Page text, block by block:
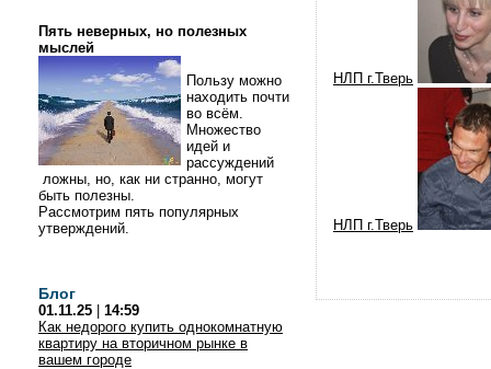
Пять неверных, но полезных
мыслей
Пользу можно
находить почти
во всём.
Множество
идей и
рассуждений
ложны, но, как ни странно, могут
быть полезны.
Рассмотрим пять популярных
утверждений.
Блог
01.11.25
14:59
Как недорого купить однокомнатную
квартиру на вторичном рынке в
вашем городе
НЛП г.Тверь
НЛП г.Тверь